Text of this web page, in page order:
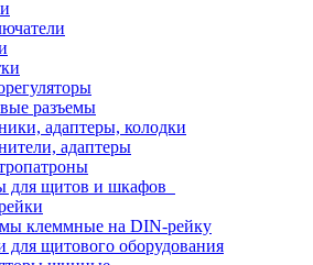
разъемы
адаптеры, колодки
адаптеры
для щитов и шкафов
клеммные на DIN-рейку
для щитового оборудования